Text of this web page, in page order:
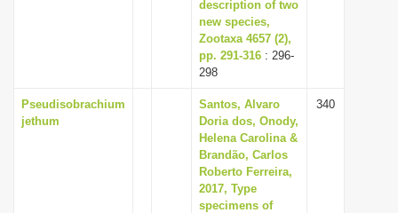
description of two
new species,
Zootaxa 4657 (2),
pp. 291-316 : 296-
298
Pseudisobrachium
jethum
Santos, Alvaro
Doria dos, Onody,
Helena Carolina &
Brandão, Carlos
Roberto Ferreira,
2017, Type
specimens of
340